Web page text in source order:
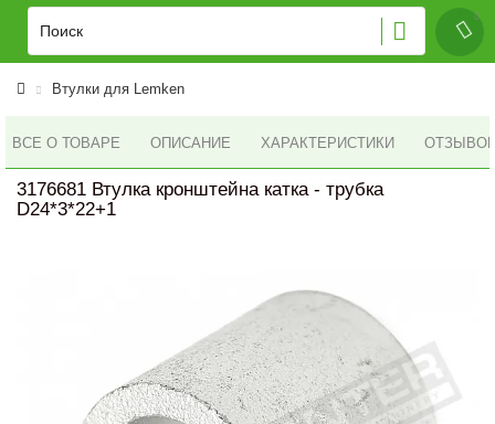
Втулки для Lemken
ВСЕ О ТОВАРЕ ОПИСАНИЕ ХАРАКТЕРИСТИКИ ОТЗЫВОВ
3176681 Втулка кронштейна катка - трубка
D24*3*22+1